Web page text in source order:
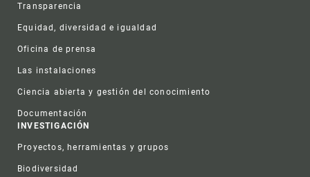
Transparencia
Equidad, diversidad e igualdad
Oficina de prensa
Las instalaciones
Ciencia abierta y gestión del conocimiento
Documentación
INVESTIGACIÓN
Proyectos, herramientas y grupos
Biodiversidad